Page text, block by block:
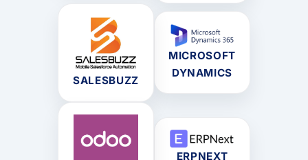
MICROSOFT
DYNAMICS
SALESBUZZ
ERPNEXT